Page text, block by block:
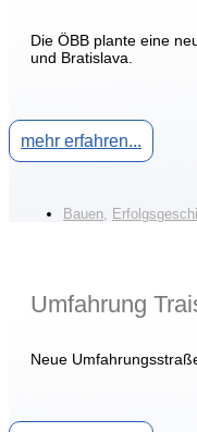
Die ÖBB plante eine
und Bratislava.
mehr erfahren...
Bauen
Umfahrung
Neue